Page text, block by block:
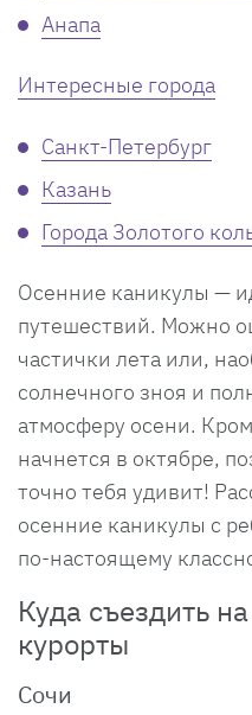
Анапа
Интересные города
Санкт-Петербург
Казань
Города Золотого
Осенние каникулы —
путешествий. Можно
частички лета или,
солнечного зноя и
атмосферу осени.
начнется в октябре,
точно тебя удивит!
осенние каникулы с
по-настоящему
Куда съездить
курорты
Сочи